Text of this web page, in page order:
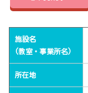
施設名
(教室・事業所名)
所在地